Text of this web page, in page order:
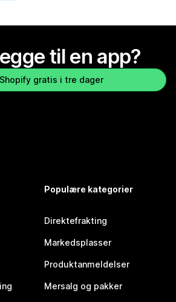
til en app?
gratis i tre dager
Populære kategorier
Direktefrakting
Markedsplasser
Produktanmeldelser
Mersalg og pakker